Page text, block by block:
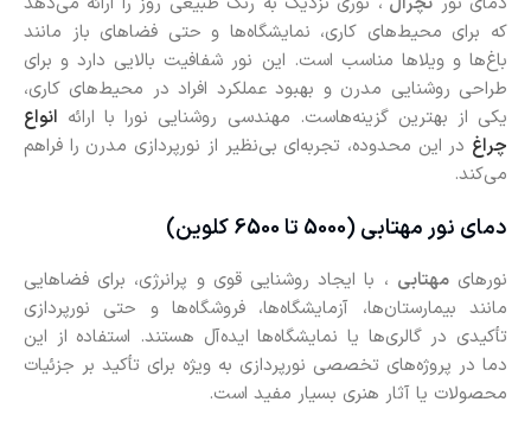
که برای محیط‌های کاری، نمایشگاه‌ها و حتی فضاهای باز مانند
باغ‌ها و ویلاها مناسب است. این نور شفافیت بالایی دارد و برای
طراحی روشنایی مدرن و بهبود عملکرد افراد در محیط‌های کاری،
یکی از بهترین گزینه‌هاست. مهندسی روشنایی نورا با ارائه انواع
چراغ در این محدوده، تجربه‌ای بی‌نظیر از نورپردازی مدرن را فراهم
می‌کند.
دمای نور مهتابی (5000 تا 6500 کلوین)
نورهایمهتابی ، با ایجاد روشنایی قوی و پرانرژی، برای فضاهایی
مانند بیمارستان‌ها، آزمایشگاه‌ها، فروشگاه‌ها و حتی نورپردازی
تأکیدی در گالری‌ها یا نمایشگاه‌ها ایده‌آل هستند. استفاده از این
دما در پروژه‌های تخصصی نورپردازی به‌ ویژه برای تأکید بر جزئیات
محصولات یا آثار هنری بسیار مفید است.